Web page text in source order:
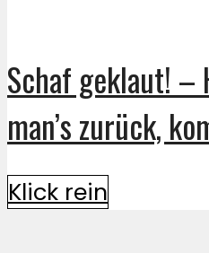
Schaf geklaut! –
man’s zurück,
Klick rein